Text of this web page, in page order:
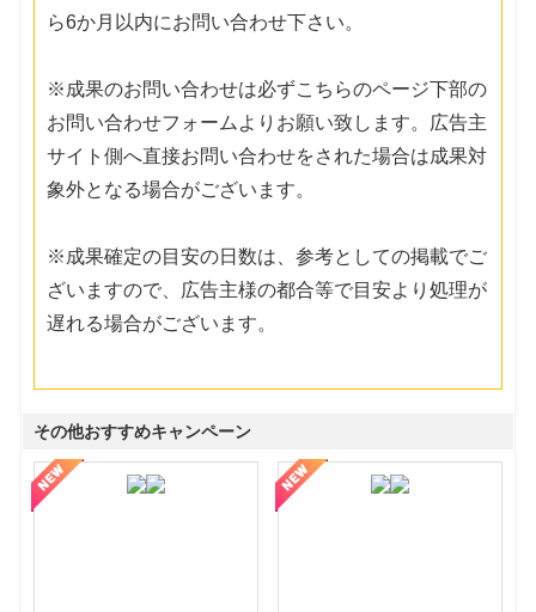
ら6か月以内にお問い合わせ下さい。
※成果のお問い合わせは必ずこちらのページ下部の
お問い合わせフォームよりお願い致します。広告主
サイト側へ直接お問い合わせをされた場合は成果対
象外となる場合がございます。
※成果確定の目安の日数は、参考としての掲載でご
ざいますので、広告主様の都合等で目安より処理が
遅れる場合がございます。
その他おすすめキャンペーン